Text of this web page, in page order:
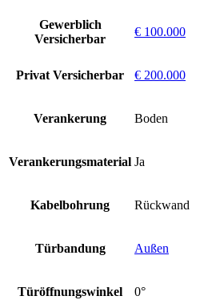
Gewerblich
Versicherbar
€ 100.000
Privat Versicherbar € 200.000
Verankerung Boden
Verankerungsmaterial Ja
Kabelbohrung Rückwand
Türbandung Außen
Türöffnungswinkel 0°